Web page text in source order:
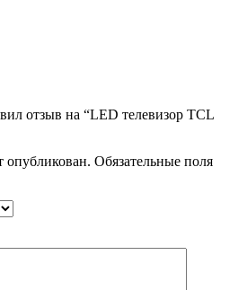
отзыв на “LED телевизор TCL
опубликован. Обязательные поля